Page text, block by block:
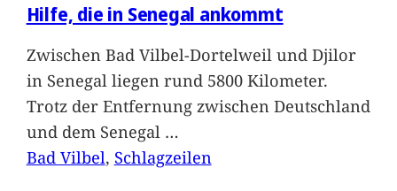
Hilfe, die in Senegal ankommt
Zwischen Bad Vilbel-Dortelweil und Djilor
in Senegal liegen rund 5800 Kilometer.
Trotz der Entfernung zwischen Deutschland
und dem Senegal …
Bad Vilbel, Schlagzeilen